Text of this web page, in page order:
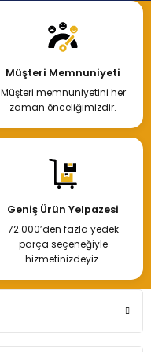
Müşteri Memnuniyeti
Müşteri memnuniyetini her
zaman önceliğimizdir.
Geniş Ürün Yelpazesi
72.000’den fazla yedek
parça seçeneğiyle
hizmetinizdeyiz.